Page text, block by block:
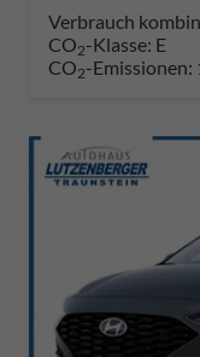
Verbrauch
CO2-Klasse: E
CO2-Emissionen: